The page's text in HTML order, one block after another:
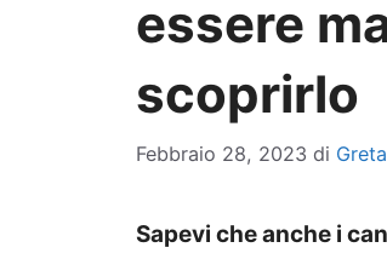
essere
scoprirlo
Febbraio 28, 2023 di
Sapevi che anche i